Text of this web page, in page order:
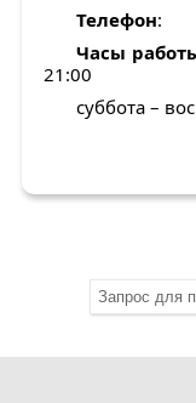
Телефон:
Часы работ
21:00
суббота –